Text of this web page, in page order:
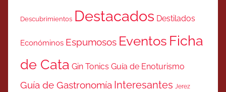
Descubrimientos Destacados Destilados
Económinos Espumosos Eventos Ficha
de Cata Gin Tonics Guía de Enoturismo
Guía de Gastronomía Interesantes Jerez